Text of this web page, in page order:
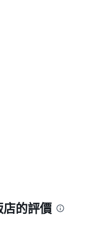
的評價